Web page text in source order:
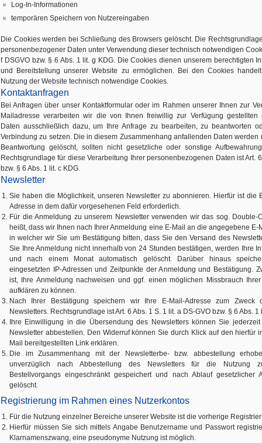
Log-In-Informationen
temporären Speichern von Nutzereingaben
Die Cookies werden bei Schließung des Browsers gelöscht. Die
personenbezogener Daten unter Verwendung dieser technisch notwendigen
f DSGVO bzw. § 6 Abs. 1 lit. g KDG. Die Cookies dienen unserem berechtigten
und Bereitstellung unserer Website zu ermöglichen. Bei den Cookies
Nutzung der Website technisch notwendige Cookies.
Kontaktanfragen
Bei Anfragen über unser Kontaktformular oder im Rahmen unserer Ihnen zur
Mailadresse verarbeiten wir die von Ihnen freiwillig zur Verfügung gestellten
Daten ausschließlich dazu, um Ihre Anfrage zu bearbeiten, zu beantworten
Verbindung zu setzen. Die in diesem Zusammenhang anfallenden Daten
Beantwortung gelöscht, sollten nicht gesetzliche oder sonstige
Rechtsgrundlage für diese Verarbeitung Ihrer personenbezogenen Daten ist Art.
bzw. § 6 Abs. 1 lit. c KDG.
Newsletter
Sie haben die Möglichkeit, unseren Newsletter zu abonnieren. Hierfür ist die
Adresse in dem dafür vorgesehenen Feld erforderlich.
Für die Anmeldung zu unserem Newsletter verwenden wir das sog. Double-
heißt, dass wir Ihnen nach Ihrer Anmeldung eine E-Mail an die angegebene E-
in welcher wir Sie um Bestätigung bitten, dass Sie den Versand des
Sie Ihre Anmeldung nicht innerhalb von 24 Stunden bestätigen, werden Ihre
und nach einem Monat automatisch gelöscht. Darüber hinaus
eingesetzten IP-Adressen und Zeitpunkte der Anmeldung und Bestätigung.
ist, Ihre Anmeldung nachweisen und ggf. einen möglichen Missbrauch
aufklären zu können.
Nach Ihrer Bestätigung speichern wir Ihre E-Mail-Adresse zum Zweck
Newsletters. Rechtsgrundlage ist Art. 6 Abs. 1 S. 1 lit. a DS-GVO bzw. § 6 Abs. 1
Ihre Einwilligung in die Übersendung des Newsletters können Sie
Newsletter abbestellen. Den Widerruf können Sie durch Klick auf den hierfür
Mail bereitgestellten Link erklären.
Die im Zusammenhang mit der Newsletterbe- bzw. abbestellung
unverzüglich nach Abbestellung des Newsletters für die Nutzung
Bestellvorgangs eingeschränkt gespeichert und nach Ablauf gesetzlicher
gelöscht.
Registrierung im Rahmen eines Nutzerkontos
Für die Nutzung einzelner Bereiche unserer Website ist die vorherige
Hierfür müssen Sie sich mittels Angabe Benutzername und Passwort
Klarnamenszwang, eine pseudonyme Nutzung ist möglich.